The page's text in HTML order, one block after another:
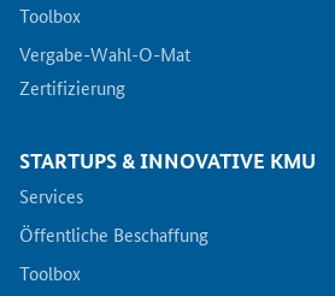
Toolbox
Vergabe-Wahl-O-Mat
Zertifizierung
STARTUPS & INNOVATIVE KMU
Services
Öffentliche Beschaffung
Toolbox